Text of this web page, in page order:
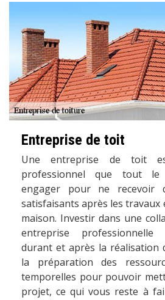
Entreprise de toit
Une entreprise de toit
professionnel que tout le
engager pour ne recevoir
satisfaisants après les travaux
maison. Investir dans une
entreprise professionnelle
durant et après la réalisation
la préparation des
temporelles pour pouvoir
projet, ce qui vous reste à